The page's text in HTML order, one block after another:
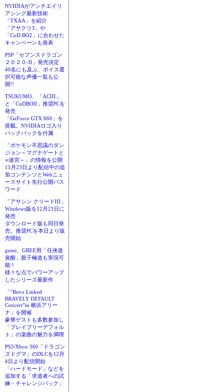
NVIDIAがアンチエイリ
アシング最新技術
「TXAA」を紹介
「アサクリ3」や
「CoD:BO2」に合わせた
キャンペーンも発表
PSP「セブンスドラゴン
２０２０-II」発売決定
40名にも及ぶ、ボイス選
択可能な声優一覧も公
開!!
TSUKUMO、「ACIII」
と「CoDBOII」推奨PCを
発売
「GeForce GTX 660」を
搭載。NVIDIAロゴ入り
バックパックを付属
「ポケモン不思議のダン
ジョン～マグナゲートと
∞迷宮～」の情報を公開
11月23日より配信中の追
加コンテンツとWebニュ
ースサイト先行公開パス
ワード
「アサシン クリードIII」
Windows版を12月21日に
発売
ダウンロード版も同日発
売。推奨PCを本日より販
売開始
gumi、GREE用「任侠道
覚醒」親子極道も実現可
能！
様々な点でパワーアップ
したシリーズ最新作
「“Revo Linked
BRAVELY DEFAULT
Concert”in 横浜アリー
ナ」を開催
豪華ゲストも多数参加し
「ブレイブリーデフォル
ト」の楽曲の魅力を満喫
PS3/Xbox 360「ドラゴン
ズドグマ」のDLCを12月
4日より配信開始
「ハードモード」などを
追加する「求道者への試
練・チャレンジパック」